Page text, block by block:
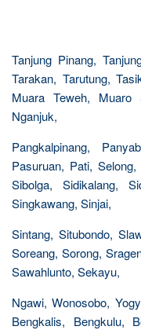
Tanjung Pinang,
Tarakan, Tarutung,
Muara Teweh, Muaro
Nganjuk,
Pangkalpinang,
Pasuruan, Pati,
Sibolga, Sidikalang,
Singkawang, Sinjai,
Sintang, Situbondo,
Soreang, Sorong,
Sawahlunto, Sekayu,
Ngawi, Wonosobo,
Bengkalis, Bengkulu,